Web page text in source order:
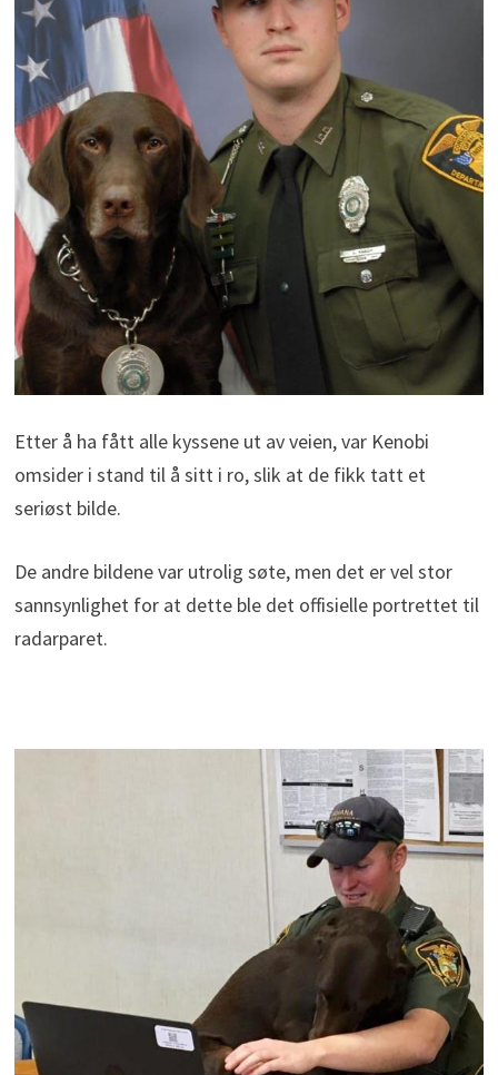
Etter å ha fått alle kyssene ut av veien, var Kenobi
omsider i stand til å sitt i ro, slik at de fikk tatt et
seriøst bilde.
De andre bildene var utrolig søte, men det er vel stor
sannsynlighet for at dette ble det offisielle portrettet til
radarparet.